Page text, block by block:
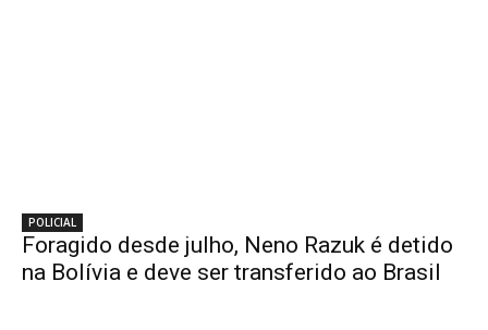
POLICIAL
Foragido desde julho, Neno Razuk é detido
na Bolívia e deve ser transferido ao Brasil